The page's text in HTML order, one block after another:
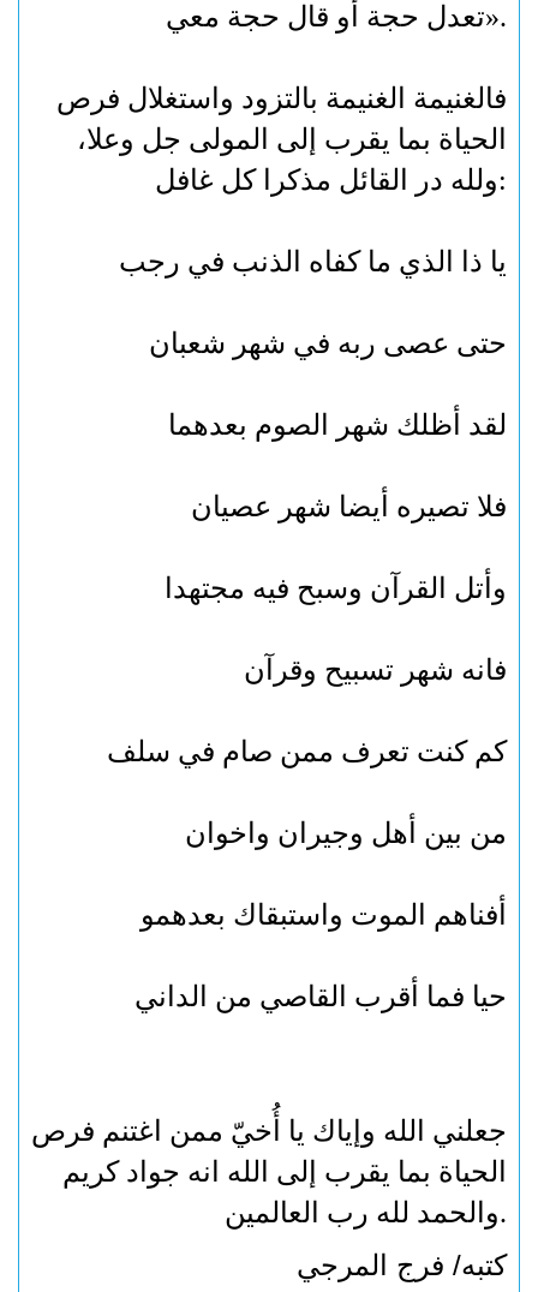
تعدل حجة أو قال حجة معي».
فالغنيمة الغنيمة بالتزود واستغلال فرص
الحياة بما يقرب إلى المولى جل وعلا،
ولله در القائل مذكرا كل غافل:
يا ذا الذي ما كفاه الذنب في رجب
حتى عصى ربه في شهر شعبان
لقد أظلك شهر الصوم بعدهما
فلا تصيره أيضا شهر عصيان
وأتل القرآن وسبح فيه مجتهدا
فانه شهر تسبيح وقرآن
كم كنت تعرف ممن صام في سلف
من بين أهل وجيران واخوان
أفناهم الموت واستبقاك بعدهمو
حيا فما أقرب القاصي من الداني
جعلني الله وإياك يا أُخيّ ممن اغتنم فرص
الحياة بما يقرب إلى الله انه جواد كريم
والحمد لله رب العالمين.
كتبه/ فرج المرجي